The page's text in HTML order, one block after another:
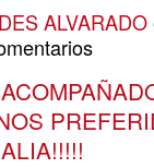
ALVARADO